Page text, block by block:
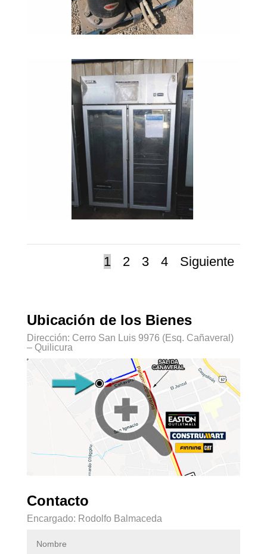
1 2 3 4 Siguiente
Ubicación de los Bienes
Dirección: Cerro San Luis 9976 (Esq. Cañaveral)
– Quilicura
Contacto
Encargado: Rodolfo Balmaceda